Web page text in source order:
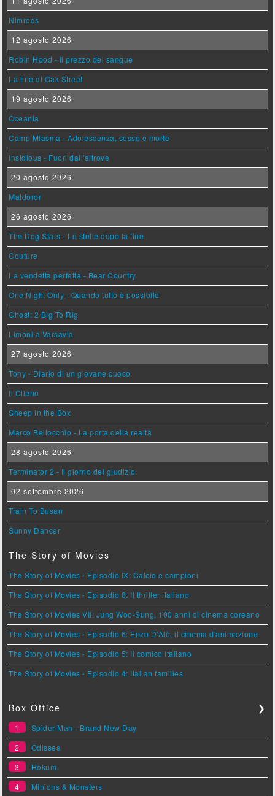
Nimrods
12 agosto 2026
Robin Hood - Il prezzo del sangue
La fine di Oak Street
19 agosto 2026
Oceania
Camp Miasma - Adolescenza, sesso e morte
Insidious - Fuori dall'altrove
20 agosto 2026
Maldoror
26 agosto 2026
The Dog Stars - Le stelle dopo la fine
Couture
La vendetta perfetta - Bear Country
One Night Only - Quando tutto è possibile
Ghost: 2 Big To Rig
Limoni a Varsavia
27 agosto 2026
Tony - Diario di un giovane cuoco
Il Cileno
Sheep in the Box
Marco Bellocchio - La porta della realtà
28 agosto 2026
Terminator 2 - Il giorno del giudizio
02 settembre 2026
Train To Busan
Sunny Dancer
The Story of Movies
The Story of Movies - Episodio IX: Calcio e campioni
The Story of Movies - Episodio 8: Il thriller italiano
The Story of Movies VII: Jung Woo-Sung, 100 anni di cinema coreano
The Story of Movies - Episodio 6: Enzo D'Alò, il cinema d'animazione
The Story of Movies - Episodio 5: Il comico italiano
The Story of Movies - Episodio 4: Italian families
Box Office ❯
1
Spider-Man - Brand New Day
2
Odissea
3
Hokum
4
Minions & Monsters